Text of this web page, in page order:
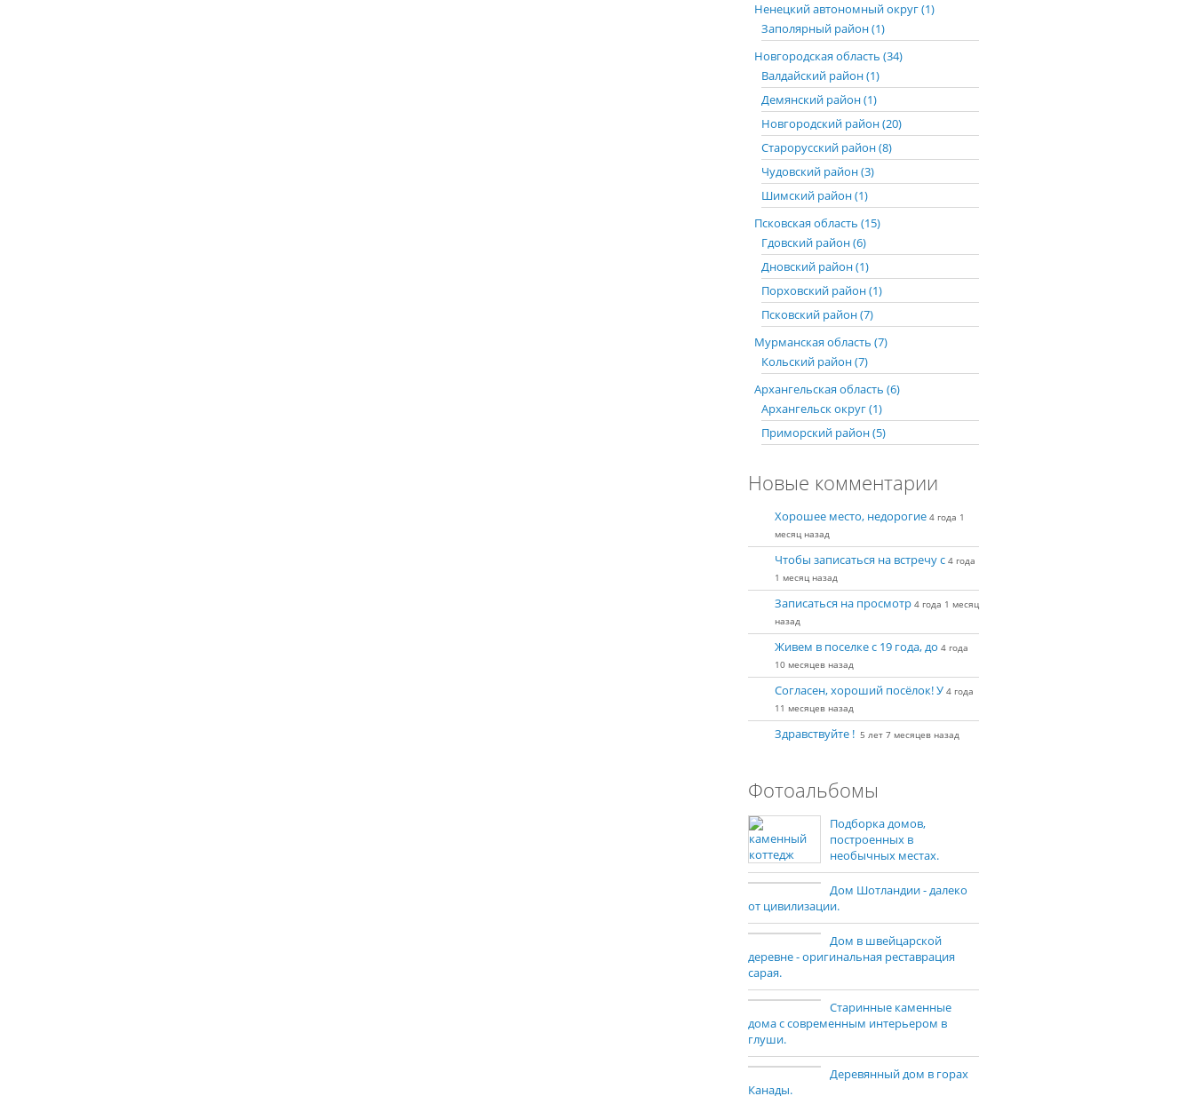
Ненецкий автономный округ (1)
Заполярный район (1)
Новгородская область (34)
Валдайский район (1)
Демянский район (1)
Новгородский район (20)
Старорусский район (8)
Чудовский район (3)
Шимский район (1)
Псковская область (15)
Гдовский район (6)
Дновский район (1)
Порховский район (1)
Псковский район (7)
Мурманская область (7)
Кольский район (7)
Архангельская область (6)
Архангельск округ (1)
Приморский район (5)
Новые комментарии
Хорошее место, недорогие 4 года 1
месяц назад
Чтобы записаться на встречу с 4 года
1 месяц назад
Записаться на просмотр 4 года 1 месяц
назад
Живем в поселке с 19 года, до 4 года
10 месяцев назад
Согласен, хороший посёлок! У 4 года
11 месяцев назад
Здравствуйте ! 5 лет 7 месяцев назад
Фотоальбомы
Подборка домов,
построенных в
необычных местах.
Дом Шотландии - далеко
от цивилизации.
Дом в швейцарской
деревне - оригинальная реставрация
сарая.
Старинные каменные
дома с современным интерьером в
глуши.
Деревянный дом в горах
Канады.